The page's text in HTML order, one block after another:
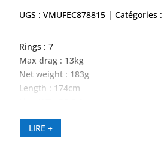
UGS : VMUFEC878815 Catégories :
Rings : 7
Max drag : 13kg
Net weight : 183g
Length : 174cm
Transport length : 174cm
LIRE +